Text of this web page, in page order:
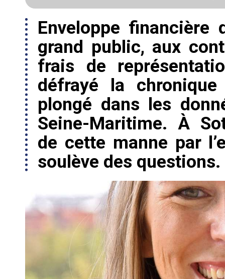
Enveloppe financière
grand public, aux
frais de
défrayé la
plongé dans les
Seine-Maritime. À
de cette manne par
soulève des questions.